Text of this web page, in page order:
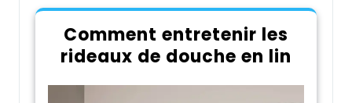
Comment entretenir les
rideaux de douche en lin